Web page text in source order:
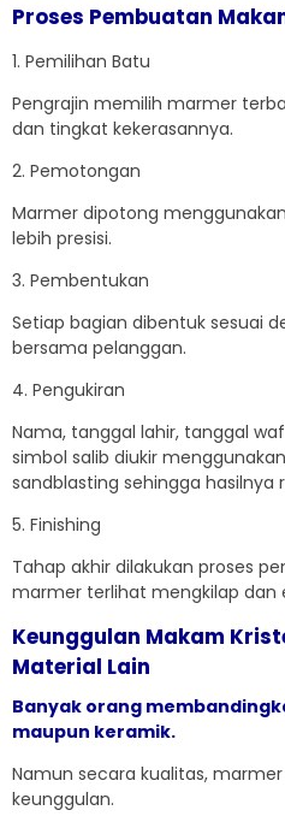
Proses Pembuatan
1. Pemilihan Batu
Pengrajin memilih marmer
dan tingkat kekerasannya.
2. Pemotongan
Marmer dipotong
lebih presisi.
3. Pembentukan
Setiap bagian dibentuk sesuai
bersama pelanggan.
4. Pengukiran
Nama, tanggal lahir, tanggal
simbol salib diukir
sandblasting sehingga hasilnya
5. Finishing
Tahap akhir dilakukan proses
marmer terlihat mengkilap dan
Keunggulan Makam
Material Lain
Banyak orang
maupun keramik.
Namun secara kualitas,
keunggulan.